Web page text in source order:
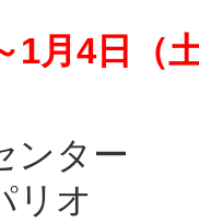
1月4日（
ンター
リオ